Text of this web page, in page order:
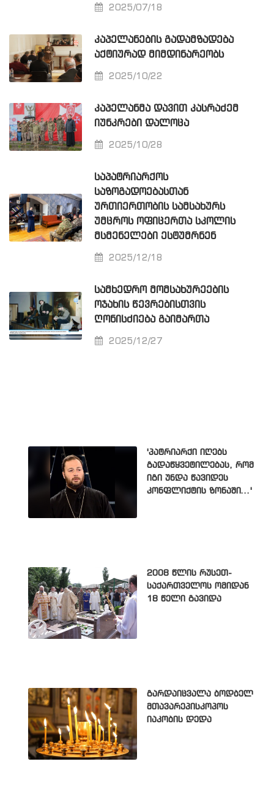
2025/07/18
ᲙᲐᲞᲔᲚᲐᲜᲔᲑᲘᲡ ᲒᲐᲓᲐᲛᲖᲐᲓᲔᲑᲐ
ᲐᲥᲢᲘᲣᲠᲐᲓ ᲛᲘᲛᲓᲘᲜᲐᲠᲔᲝᲑᲡ
2025/10/22
ᲙᲐᲞᲔᲚᲐᲜᲛᲐ ᲓᲐᲕᲘᲗ ᲙᲐᲡᲠᲐᲫᲔᲛ
ᲘᲣᲜᲙᲠᲔᲑᲘ ᲓᲐᲚᲝᲪᲐ
2025/10/28
ᲡᲐᲞᲐᲢᲠᲘᲐᲠᲥᲝᲡ
ᲡᲐᲖᲝᲒᲐᲓᲝᲔᲑᲐᲡᲗᲐᲜ
ᲣᲠᲗᲘᲔᲠᲗᲝᲑᲘᲡ ᲡᲐᲛᲡᲐᲮᲣᲠᲡ
ᲣᲛᲪᲠᲝᲡ ᲝᲤᲘᲪᲔᲠᲗᲐ ᲡᲙᲝᲚᲘᲡ
ᲛᲡᲛᲔᲜᲔᲚᲔᲑᲘ ᲔᲡᲢᲣᲛᲠᲜᲔᲜ
2025/12/18
ᲡᲐᲛᲮᲔᲓᲠᲝ ᲛᲝᲛᲡᲐᲮᲣᲠᲔᲔᲑᲘᲡ
ᲝᲯᲐᲮᲘᲡ ᲬᲔᲕᲠᲔᲑᲘᲡᲗᲕᲘᲡ
ᲦᲝᲜᲘᲡᲫᲘᲔᲑᲐ ᲒᲐᲘᲛᲐᲠᲗᲐ
2025/12/27
'პატრიარქი იღებს
გადაწყვეტილებას, რომ
იგი უნდა წავიდეს
კონფლიქტის ზონაში...'
2008 წლის რუსეთ-
საქართველოს ომიდან
18 წელი გავიდა
გარდაიცვალა ბოდბელ
მთავარეპისკოპოს
იაკობის დედა